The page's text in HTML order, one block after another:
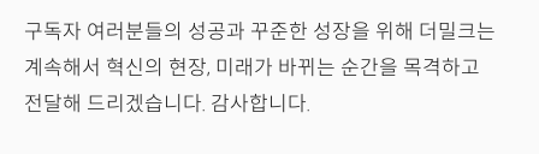
구독자 여러분들의 성공과 꾸준한 성장을 위해 더밀크는
계속해서 혁신의 현장, 미래가 바뀌는 순간을 목격하고
전달해 드리겠습니다. 감사합니다.